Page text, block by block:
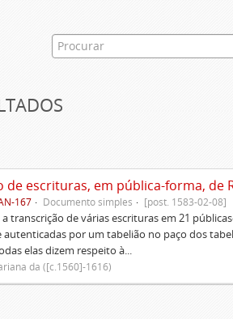
de escrituras, em pública-forma, de
167 Documento simples [post. 1583-02-08]
transcrição de várias escrituras em 21
autenticadas por um tabelião no paço dos
elas dizem respeito à...
da ([c.1560]-1616)